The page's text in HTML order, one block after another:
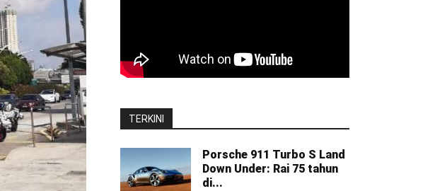
TERKINI
Porsche 911 Turbo S Land
Down Under: Rai 75 tahun
di...